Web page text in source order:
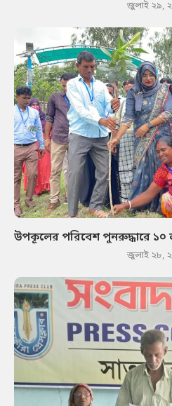
জুলাই ২৯,
উপকূলের পরিবেশ পুনরুদ্ধারে
জুলাই ২৮,